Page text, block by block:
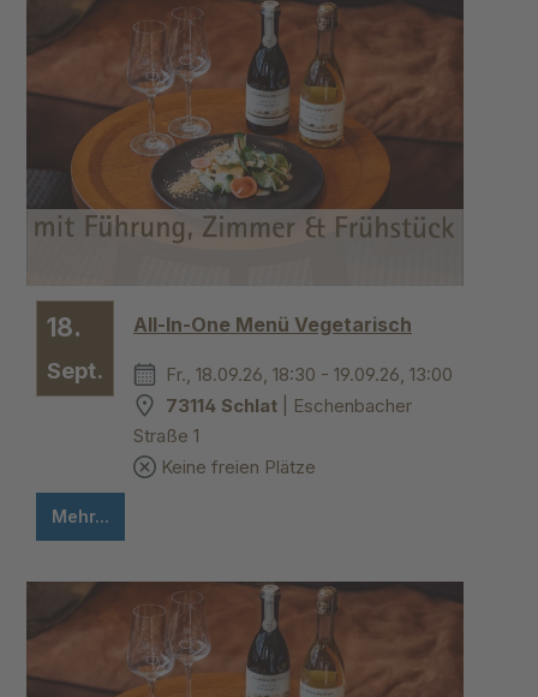
18.
Sept.
All-In-One Menü Vegetarisch
Fr., 18.09.26, 18:30 - 19.09.26, 13:00
73114 Schlat | Eschenbacher
Straße 1
Keine freien Plätze
Mehr...